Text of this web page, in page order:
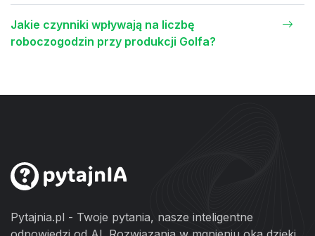
Jakie czynniki wpływają na liczbę
roboczogodzin przy produkcji Golfa?
Pytajnia.pl - Twoje pytania, nasze inteligentne